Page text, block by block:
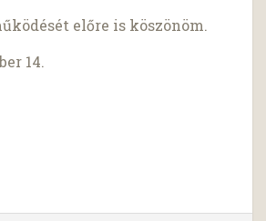
előre is köszönöm.
14.